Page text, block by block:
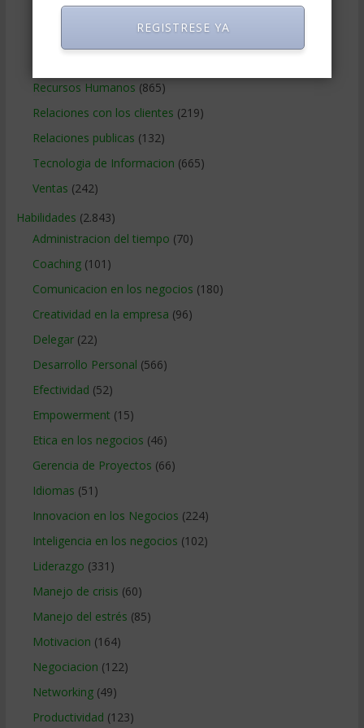
Negocios Online(1.405)
Recursos Humanos (865)
Relaciones con los clientes (219)
Relaciones publicas (132)
Tecnologia de Informacion (665)
Ventas (242)
Habilidades (2.843)
Administracion del tiempo (70)
Coaching(101)
Comunicacion en los negocios (180)
Creatividad en la empresa (96)
Delegar(22)
Desarrollo Personal (566)
Efectividad (52)
Empowerment (15)
Etica en los negocios (46)
Gerencia de Proyectos (66)
Idiomas (51)
Innovacion en los Negocios (224)
Inteligencia en los negocios (102)
Liderazgo (331)
Manejo de crisis (60)
Manejo del estrés (85)
Motivacion (164)
Negociacion (122)
Networking(49)
Productividad (123)
REGISTRESE YA